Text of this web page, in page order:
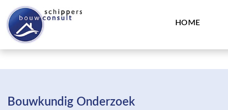
HOME
Bouwkundig Onderzoek